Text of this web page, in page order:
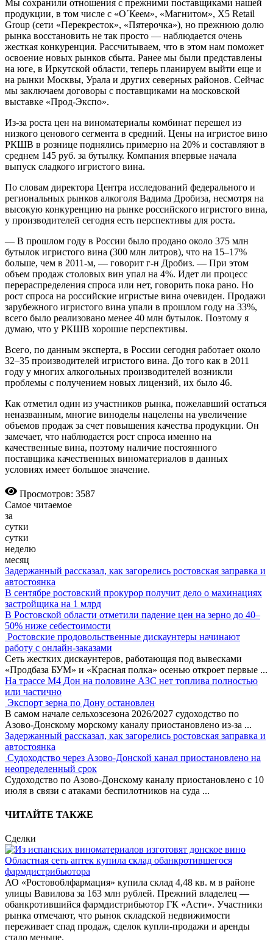
Мы сохранили отношения с прежними поставщиками нашей
продукции, в том числе с «О´Кеем», «Магнитом», X5 Retail
Group (сети «Перекресток», «Пятерочка»), но прежнюю долю
рын­ка восстановить не так просто — наблюдается очень
жесткая конкуренция. Рассчитываем, что в этом нам поможет
освоение новых рынков сбыта. Ранее мы были представлены
на юге, в Иркутской области, теперь планируем выйти еще и
на рынки Москвы, Урала и других северных районов. Сейчас
мы заключаем договоры с поставщиками на московской
выставке «Прод-Экспо».
Из-за роста цен на виноматериалы комбинат перешел из
низкого ценового сегмента в средний. Цены на игристое вино
РКШВ в рознице поднялись примерно на 20% и составляют в
среднем 145 руб. за бутылку. Компания впервые начала
выпуск сладкого игристого вина.
По словам директора Центра исследований федерального и
региональных рынков алкоголя Вадима Дробиза, несмотря на
высокую конкуренцию на рынке российского игрис­того вина,
у производителей сегодня есть перспективы для роста.
— В прошлом году в России было продано около 375 млн
бутылок игрис­того вина (300 млн литров), что на 15–17%
больше, чем в 2011-м, — говорит г-н Дробиз. — При этом
объем продаж столовых вин упал на 4%. Идет ли процесс
перераспределения спроса или нет, говорить пока рано. Но
рост спроса на российские игристые вина очевиден. Продажи
зарубежного игристого вина упали в прошлом году на 33%,
всего было реализовано менее 40 млн бутылок. Поэтому я
думаю, что у РКШВ хорошие перспективы.
Всего, по данным эксперта, в России сегодня работает около
32–35 производителей игристого вина. До того как в 2011
году у многих алкогольных производителей возникли
проблемы с получением новых лицензий, их было 46.
Как отметил один из участников рынка, пожелавший остаться
неназ­ванным, многие виноделы нацелены на увеличение
объемов продаж за счет повышения качества продукции. Он
замечает, что наблюдается рост спроса именно на
качественные вина, поэтому наличие постоянного
поставщика качественных виноматериалов в данных
условиях имеет большое значение.
Просмотров: 3587
Самое читаемое
за
сутки
сутки
неделю
месяц
Задержанный рассказал, как загорелись ростовская заправка и
автостоянка
В сентябре ростовский прокурор получит дело о махинациях
застройщика на 1 млрд
В Ростовской области отметили падение цен на зерно до 40–
50% ниже себестоимости
Ростовские продовольственные дискаунтеры начинают
работу с онлайн-заказами
Сеть жестких дискаунтеров, работающая под вывесками
«Продбаза БУМ» и «Красная полка» осенью откроет первые ...
На трассе М4 Дон на половине АЗС нет топлива полностью
или частично
Экспорт зерна по Дону остановлен
В самом начале сельхозсезона 2026/2027 судоходство по
Азово-Донскому морскому каналу приостановлено из-за ...
Задержанный рассказал, как загорелись ростовская заправка и
автостоянка
Судоходство через Азово-Донской канал приостановлено на
неопределенный срок
Судоходство по Азово-Донскому каналу приостановлено с 10
июля в связи с атаками беспилотников на суда ...
ЧИТАЙТЕ ТАКЖЕ
Сделки
Областная сеть аптек купила склад обанкротившегося
фармдистрибьютора
АО «Ростовоблфармация» купила склад 4,48 кв. м в районе
улицы Вавилова за 163 млн рублей. Прежний владелец —
обанкротившийся фармдистрибьютор ГК «Асти». Участники
рынка отмечают, что рынок складской недвижимости
переживает спад продаж, сделок купли-продажи и аренды
стало меньше.